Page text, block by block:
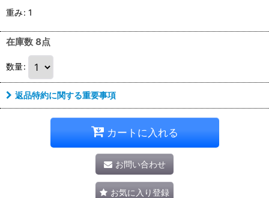
重み: 1
在庫数 8点
数量:
返品特約に関する重要事項
カートに入れる
お問い合わせ
お気に入り登録